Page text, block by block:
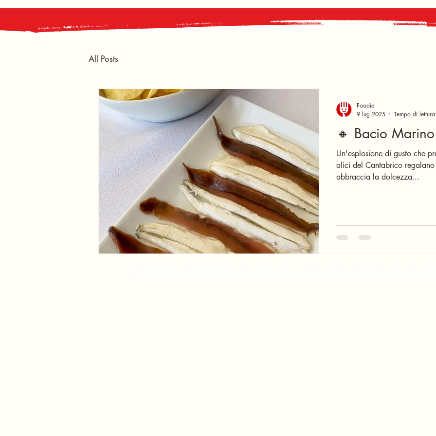
All Posts
🔸 Bacio Marino
Un'esplosione di gusto che
alici del Cantabrico
abbraccia la dolcezza...
Foodie
9 lug 2025
Tempo di